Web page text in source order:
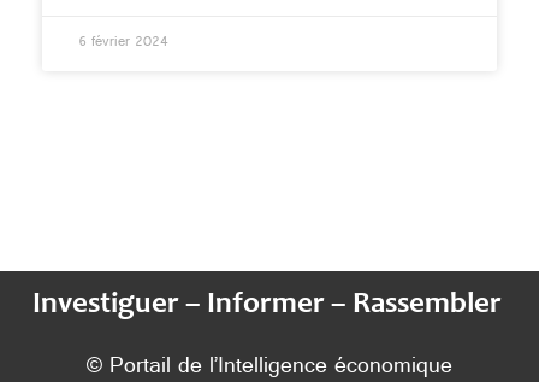
6 février 2024
Investiguer – Informer – Rassembler
© Portail de l’Intelligence économique